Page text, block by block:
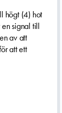
högt (4) hot
signal till
av att
att ett